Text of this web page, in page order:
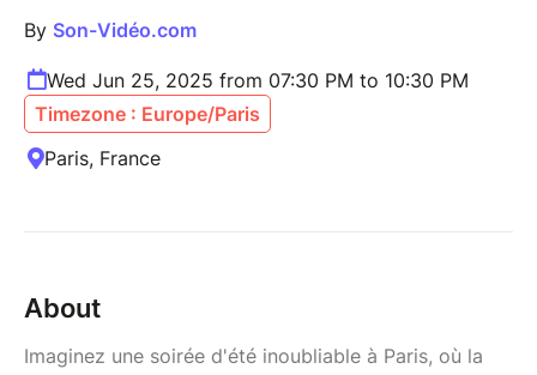
By Son-Vidéo.com
Wed Jun 25, 2025 from 07:30 PM to 10:30 PM
Timezone : Europe/Paris
Paris, France
About
Imaginez une soirée d'été inoubliable à Paris, où la